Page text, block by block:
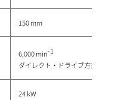
150 mm
6,000 min-1
ダイレクト・ドライブ方式
24 kW